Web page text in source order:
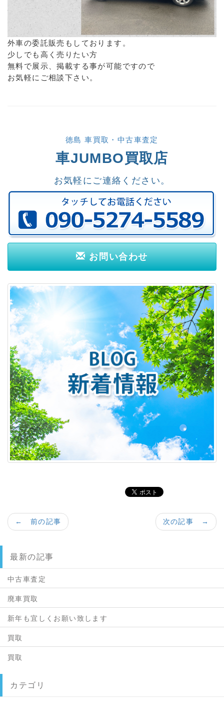
外車の委託販売もしております。
少しでも高く売りたい方
無料で展示、掲載する事が可能ですので
お気軽にご相談下さい。
徳島 車買取・中古車査定
車JUMBO買取店
お気軽にご連絡ください。
お問い合わせ
次の記事 →
← 前の記事
最新の記事
中古車査定
廃車買取
新年も宜しくお願い致します
買取
買取
カテゴリ